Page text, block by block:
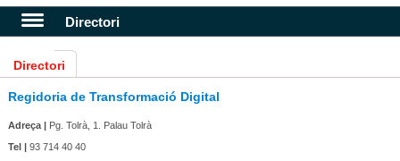
Directori
Directori
Regidoria de Transformació Digital
Adreça |Pg. Tolrà, 1. Palau Tolrà
Tel |93 714 40 40